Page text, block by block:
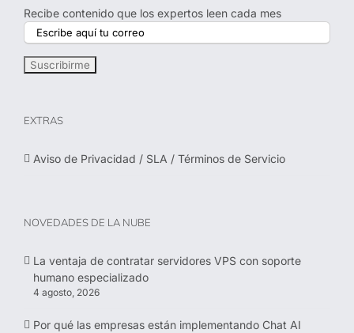
Recibe contenido que los expertos leen cada mes
EXTRAS
Aviso de Privacidad / SLA / Términos de Servicio
NOVEDADES DE LA NUBE
La ventaja de contratar servidores VPS con soporte
humano especializado
4 agosto, 2026
Por qué las empresas están implementando Chat AI